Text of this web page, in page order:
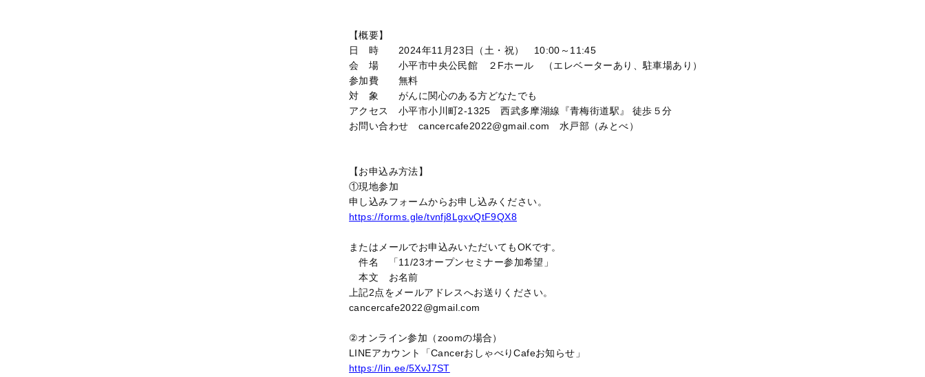
【概要】
日 時 2024年11月23日（土・祝） 10:00～11:45
会 場 小平市中央公民館 ２Fホール （エレベーターあり、駐車場あり）
参加費 無料
対 象 がんに関心のある方どなたでも
アクセス 小平市小川町2-1325 西武多摩湖線『青梅街道駅』 徒歩５分
お問い合わせ cancercafe2022@gmail.com 水戸部（みとべ）
【お申込み方法】
①現地参加
申し込みフォームからお申し込みください。
https://forms.gle/tvnfj8LgxvQtF9QX8
またはメールでお申込みいただいてもOKです。
件名 「11/23オープンセミナー参加希望」
本文 お名前
上記2点をメールアドレスへお送りください。
cancercafe2022@gmail.com
②オンライン参加（zoomの場合）
LINEアカウント「CancerおしゃべりCafeお知らせ」
https://lin.ee/5XvJ7ST